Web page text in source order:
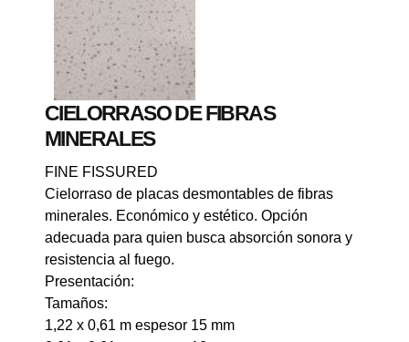
CIELORRASO DE FIBRAS
MINERALES
FINE FISSURED
Cielorraso de placas desmontables de fibras
minerales. Económico y estético. Opción
adecuada para quien busca absorción sonora y
resistencia al fuego.
Presentación:
Tamaños:
1,22 x 0,61 m espesor 15 mm